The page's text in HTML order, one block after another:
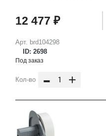
Арт. brd104298
ID: 2698
12 477 ₽
Под заказ
Кол-во - +